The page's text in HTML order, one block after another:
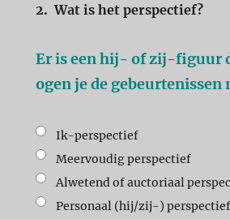
2. Wat is het perspectief?
Er is een hij- of zij-figuur
ogen je de gebeurtenissen
Ik-perspectief
Meervoudig perspectief
Alwetend of auctoriaal
Personaal (hij/zij-) perspectief